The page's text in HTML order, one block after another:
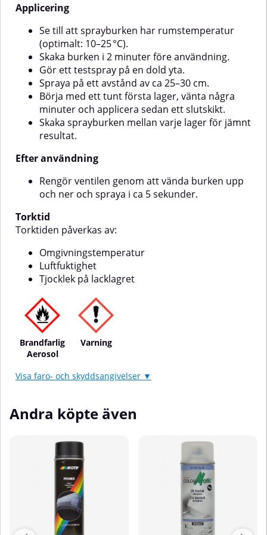
Applicering
Se till att sprayburken har rumstemperatur
(optimalt: 10–25 °C).
Skaka burken i 2 minuter före användning.
Gör ett testspray på en dold yta.
Spraya på ett avstånd av ca 25–30 cm.
Börja med ett tunt första lager, vänta några
minuter och applicera sedan ett slutskikt.
Skaka sprayburken mellan varje lager för jämnt
resultat.
Efter användning
Rengör ventilen genom att vända burken upp
och ner och spraya i ca 5 sekunder.
Torktid
Torktiden påverkas av:
Omgivningstemperatur
Luftfuktighet
Tjocklek på lacklagret
Brandfarlig
Aerosol
Varning
Visa faro- och skyddsangivelser ▼
Andra köpte även